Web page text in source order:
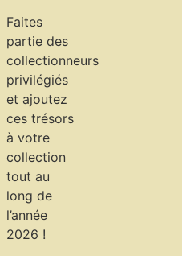
Faites
partie des
collectionneurs
privilégiés
et ajoutez
ces trésors
à votre
collection
tout au
long de
l’année
2026 !